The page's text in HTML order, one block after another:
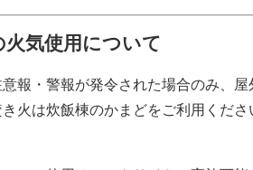
気使用について
報・警報が発令された場合のみ、屋
火は炊飯棟のかまどをご利用くだ